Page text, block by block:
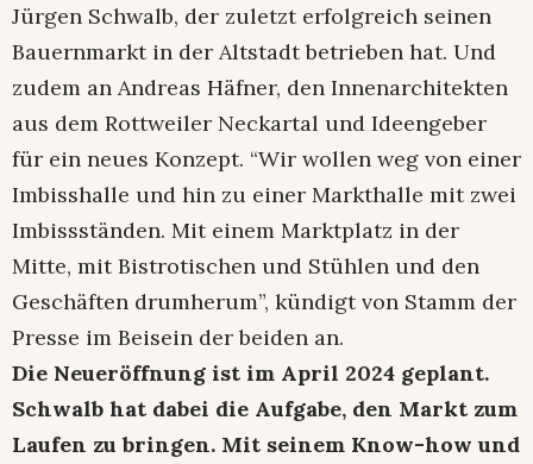
Jürgen Schwalb, der zuletzt erfolgreich seinen
Bauernmarkt in der Altstadt betrieben hat. Und
zudem an Andreas Häfner, den Innenarchitekten
aus dem Rottweiler Neckartal und Ideengeber
für ein neues Konzept. “Wir wollen weg von einer
Imbisshalle und hin zu einer Markthalle mit zwei
Imbissständen. Mit einem Marktplatz in der
Mitte, mit Bistrotischen und Stühlen und den
Geschäften drumherum”, kündigt von Stamm der
Presse im Beisein der beiden an.
Die Neueröffnung ist im April 2024 geplant.
Schwalb hat dabei die Aufgabe, den Markt zum
Laufen zu bringen. Mit seinem Know-how und